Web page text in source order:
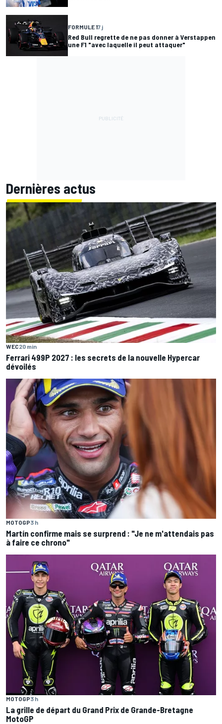
FORMULE 17 j
Red Bull regrette de ne pas donner à Verstappen
une F1 "avec laquelle il peut attaquer"
Dernières actus
WEC20 min
Ferrari 499P 2027 : les secrets de la nouvelle Hypercar
dévoilés
MOTOGP3 h
Martín confirme mais se surprend : "Je ne m'attendais pas
à faire ce chrono"
MOTOGP3 h
La grille de départ du Grand Prix de Grande-Bretagne
MotoGP